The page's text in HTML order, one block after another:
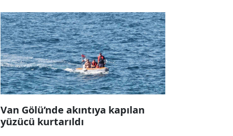
Van Gölü’nde akıntıya kapılan
yüzücü kurtarıldı